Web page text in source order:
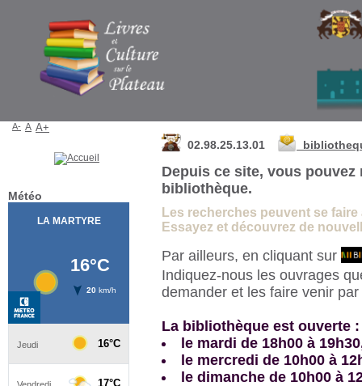
Les recherches peuvent se
Essayez et découvrez de
Par ailleurs, en cliquant sur
Indiquez-nous les ouvrages
demander et les faire venir
La bibliothèque est ouverte :
le mardi de 18h00 à
le mercredi de 10h00 à
le dimanche de 10h00 à
02.98.25.13.01
Depuis ce site, vous
bibliothèque.
A- A A+
Météo